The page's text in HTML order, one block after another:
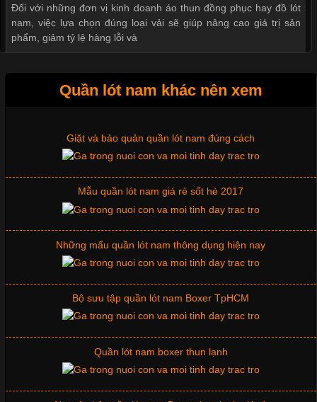
Đối với những đơn vị kinh doanh áo thun đồng phục hay đồ lót
nam, việc lựa chọn đúng loại vải sẽ giúp nâng cao giá trị sản
phẩm, giảm tỷ lệ hàng lỗi và
Áo thun là một trong những trang phục phổ biến nhất hiện nay
nhờ tính tiện dụng, dễ phối đồ và phù hợp với nhiều đối tượng.
quan trọng tạo nên phong cách riêng cho từng sản phẩm. Mỗi
loại cổ áo sẽ mang đến một vẻ đẹp khác
Những Mẫu Áo Thun Đồng Phục Công Ty Được Ưa
Chuộng Hiện Nay
Cập nhật 2026-06-01 14:23:34
Quần lót nam khác nên xem
Xu hướng thời trang trẻ và quần lót nam giá sỉ
Giặt và bảo quản quần lót nam đúng cách
Mẫu quần lót nam giá rẻ sốt hè 2017
Những mẩu quần lót nam thông dụng hiện nay
Bộ sưu tập quần lót nam Boxer TpHCM
Quần lót nam boxer thun lạnh
Nguyên bộ quần lót nam Boxer thun lạnh giá rẻ